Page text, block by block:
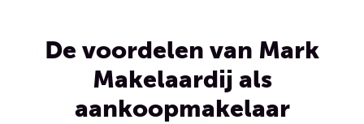
De voordelen van Mark
Makelaardij als
aankoopmakelaar